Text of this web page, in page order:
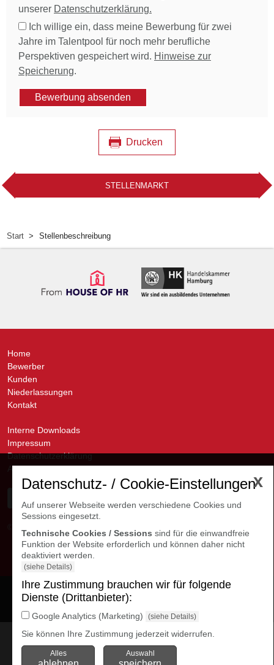
unserer Datenschutzerklärung.
Ich willige ein, dass meine Bewerbung für zwei
Jahre im Talentpool für noch mehr berufliche
Perspektiven gespeichert wird. Hinweise zur
Speicherung.
Bewerbung absenden
Drucken
STELLENMARKT
Start Stellenbeschreibung
Home
Bewerber
Kunden
Niederlassungen
Kontakt
Interne Downloads
Impressum
Datenschutzerklärung
AGB
x
Datenschutz- / Cookie-Einstellungen
Auf unserer Webseite werden verschiedene Cookies und
Sessions eingesetzt.
Technische Cookies / Sessions sind für die einwandfreie
Funktion der Website erforderlich und können daher nicht
deaktiviert werden.
(siehe Details)
Ihre Zustimmung brauchen wir für folgende
Dienste (Drittanbieter):
Google Analytics (Marketing) (siehe Details)
Sie können Ihre Zustimmung jederzeit widerrufen.
Alles Auswahl
Cookie Einstellungen
öffnen